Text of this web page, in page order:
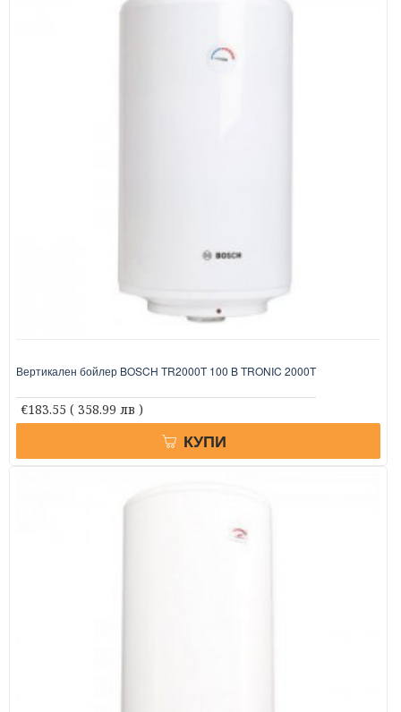
Вертикален бойлер BOSCH TR2000T 100 B TRONIC 2000T
€183.55 ( 358.99 лв )
КУПИ